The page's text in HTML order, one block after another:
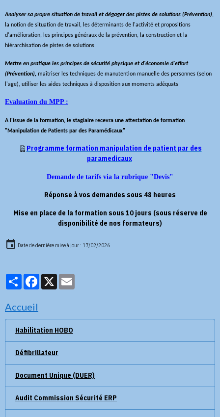
Analyser sa propre situation de travail et dégager des pistes de solutions (Prévention),
la notion de situation de travail, les déterminants de l'activité et propositions
d'amélioration, les principes généraux de la prévention, la construction et la
hiérarchisation de pistes de solutions
Mettre en pratique les principes de sécurité physique et d'économie d'effort
(Prévention), maîtriser les techniques de manutention manuelle des personnes (selon
l'age), utiliser les aides techniques à disposition aux moments adéquats
Evaluation du MPP :
A l'issue de la formation, le stagiaire recevra une attestation de formation
"Manipulation de Patients par des Paramédicaux"
Programme formation manipulation de patient par des
paramedicaux
Demande de tarifs via la rubrique "Devis"
Réponse à vos demandes sous 48 heures
Mise en place de la formation sous 10 jours (sous réserve de
disponibilité de nos formateurs)
Date de dernière mise à jour : 17/02/2026
PartagerFacebook
X
Accueil
Habilitation HOBO
Défibrillateur
Document Unique (DUER)
Audit Commission Sécurité ERP